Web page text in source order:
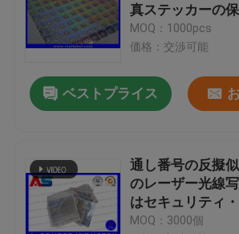
注文の化粧品のラベル
薬剤のガラス製アンプル
手動ガラスびんのひだ付け装置
注文のリーフレットの印刷
真ステッカーの
MOQ：1000pcs
価格：交渉可能
ベストプライス
通し番号の反擬
のレーザー光線
はセキュリティ
て傷付きます
MOQ：3000個